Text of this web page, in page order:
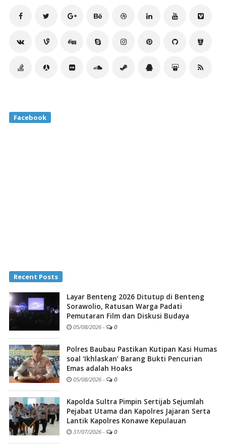
Facebook
Recent Posts
Layar Benteng 2026 Ditutup di Benteng
Sorawolio, Ratusan Warga Padati
Pemutaran Film dan Diskusi Budaya
05/08/2026 - 0
Polres Baubau Pastikan Kutipan Kasi Humas
soal ‘Ikhlaskan’ Barang Bukti Pencurian
Emas adalah Hoaks
05/08/2026 - 0
Kapolda Sultra Pimpin Sertijab Sejumlah
Pejabat Utama dan Kapolres Jajaran Serta
Lantik Kapolres Konawe Kepulauan
31/07/2026 - 0